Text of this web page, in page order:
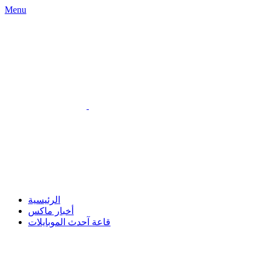
Menu
الرئيسية
أخبار ماكس
قاعة آحدث الموبايلات